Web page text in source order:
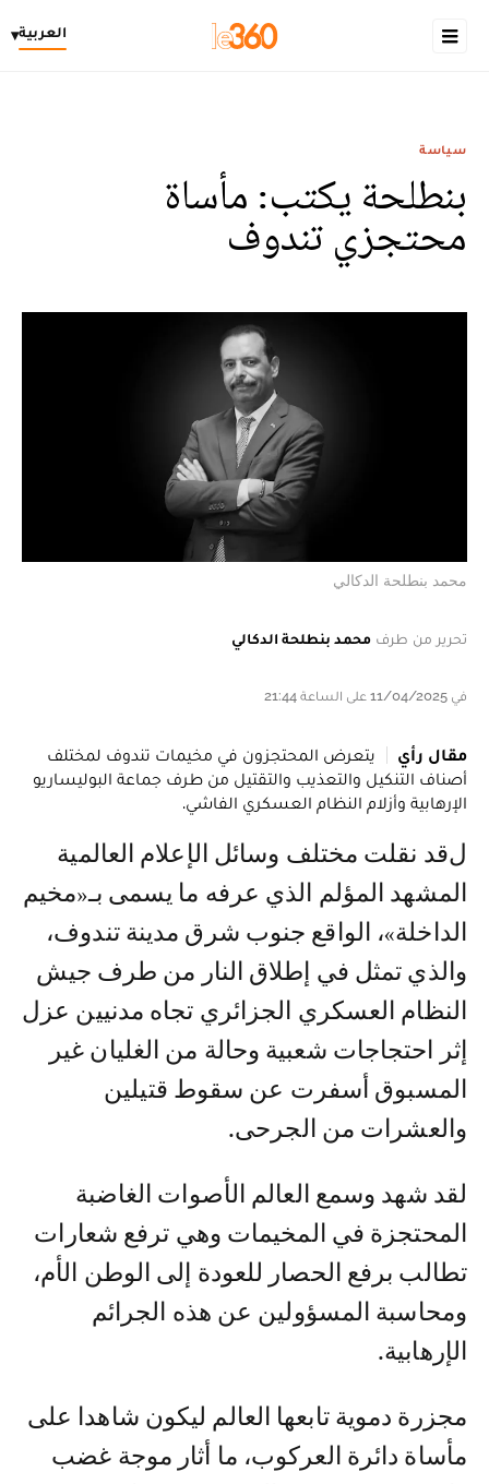
العربية▾
سياسة
بنطلحة يكتب: مأساة
محتجزي تندوف
محمد بنطلحة الدكالي
تحرير من طرف محمد بنطلحة الدكالي
في 11/04/2025 على الساعة 21:44
مقال رأي
يتعرض المحتجزون في مخيمات تندوف لمختلف
أصناف التنكيل والتعذيب والتقتيل من طرف جماعة البوليساريو
الإرهابية وأزلام النظام العسكري الفاشي.
لقد نقلت مختلف وسائل الإعلام العالمية
المشهد المؤلم الذي عرفه ما يسمى بـ«مخيم
الداخلة»، الواقع جنوب شرق مدينة تندوف،
والذي تمثل في إطلاق النار من طرف جيش
النظام العسكري الجزائري تجاه مدنيين عزل
إثر احتجاجات شعبية وحالة من الغليان غير
المسبوق أسفرت عن سقوط قتيلين
والعشرات من الجرحى.
لقد شهد وسمع العالم الأصوات الغاضبة
المحتجزة في المخيمات وهي ترفع شعارات
تطالب برفع الحصار للعودة إلى الوطن الأم،
ومحاسبة المسؤولين عن هذه الجرائم
الإرهابية.
مجزرة دموية تابعها العالم ليكون شاهدا على
مأساة دائرة العركوب، ما أثار موجة غضب